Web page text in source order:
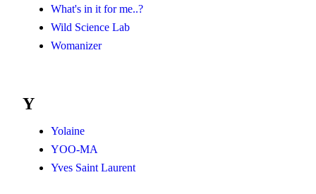
What's in it for me..?
Wild Science Lab
Womanizer
Y
Yolaine
YOO-MA
Yves Saint Laurent